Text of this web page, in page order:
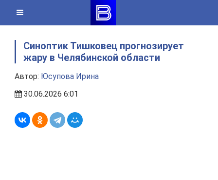
content
Синоптик Тишковец прогнозирует
жару в Челябинской области
Автор: Юсупова Ирина
30.06.2026 6:01